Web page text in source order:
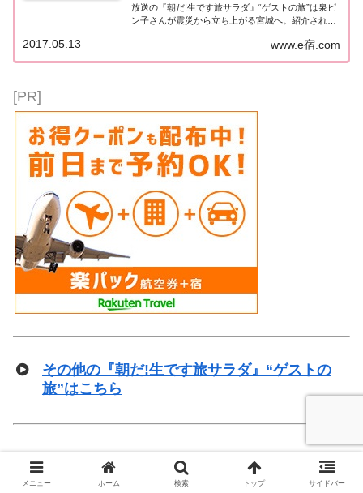
放送の『朝だ!生です旅サラダ』“ゲストの旅”は泉ピ
ン子さんが震災から立ち上がる宮城へ。紹介された
ストの旅”は泉ピン子さん。震災から立ち上がる宮城
へ！ 国内・海外旅行はエイチ・アイ...
www.e宿.com
2017.05.13
[PR]
その他の『朝だ!生です旅サラダ』“ゲストの
旅”はこちら
▼ABCテレビ「 朝だ!生です旅サラダ 」
土曜 8時00分～9時30分
メニュー ホーム 検索 トップ サイドバー